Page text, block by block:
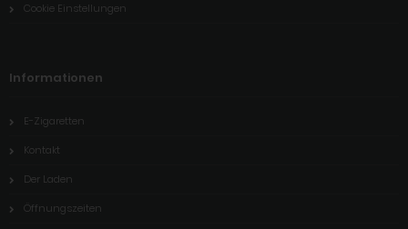
Cookie Einstellungen
Informationen
E-Zigaretten
Kontakt
Der Laden
Öffnungszeiten